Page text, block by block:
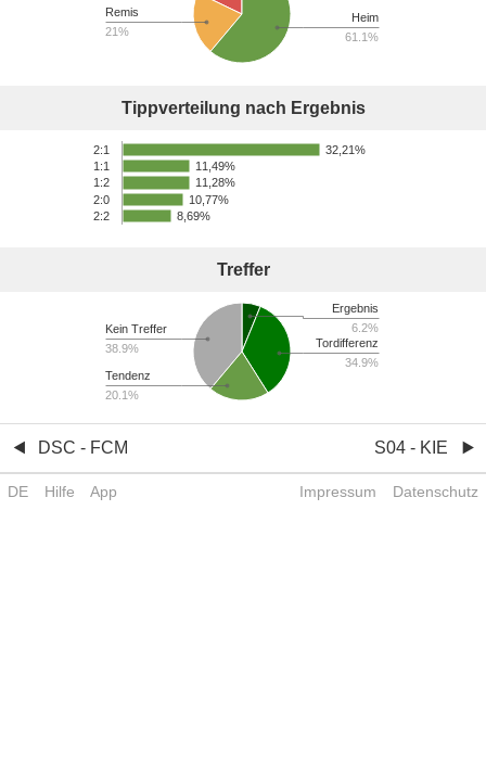
Heim
61.1%
Remis
21%
Tippverteilung nach Ergebnis
2:1
1:1
1:2
2:0
2:2
32,21%
11,49%
11,28%
10,77%
8,69%
Treffer
Ergebnis
6.2%
Tordifferenz
34.9%
Tendenz
20.1%
Kein Treffer
38.9%
DSC - FCM S04 - KIE
DE Hilfe App Impressum Datenschutz